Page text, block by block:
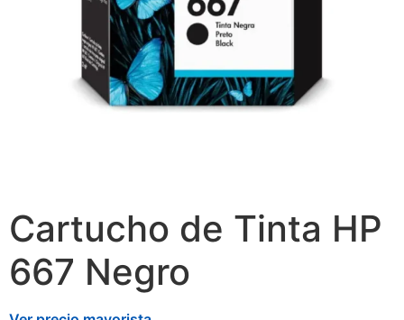
Cartucho de Tinta HP
667 Negro